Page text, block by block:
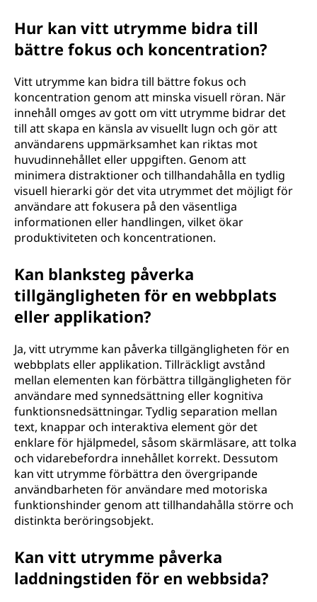
Hur kan vitt utrymme bidra till
bättre fokus och koncentration?
Vitt utrymme kan bidra till bättre fokus och
koncentration genom att minska visuell röran. När
innehåll omges av gott om vitt utrymme bidrar det
till att skapa en känsla av visuellt lugn och gör att
användarens uppmärksamhet kan riktas mot
huvudinnehållet eller uppgiften. Genom att
minimera distraktioner och tillhandahålla en tydlig
visuell hierarki gör det vita utrymmet det möjligt för
användare att fokusera på den väsentliga
informationen eller handlingen, vilket ökar
produktiviteten och koncentrationen.
Kan blanksteg påverka
tillgängligheten för en webbplats
eller applikation?
Ja, vitt utrymme kan påverka tillgängligheten för en
webbplats eller applikation. Tillräckligt avstånd
mellan elementen kan förbättra tillgängligheten för
användare med synnedsättning eller kognitiva
funktionsnedsättningar. Tydlig separation mellan
text, knappar och interaktiva element gör det
enklare för hjälpmedel, såsom skärmläsare, att tolka
och vidarebefordra innehållet korrekt. Dessutom
kan vitt utrymme förbättra den övergripande
användbarheten för användare med motoriska
funktionshinder genom att tillhandahålla större och
distinkta beröringsobjekt.
Kan vitt utrymme påverka
laddningstiden för en webbsida?